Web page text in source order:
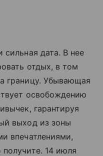
сильная дата. В нее
отдых, в том
границу. Убывающая
освобождению
гарантируя
выход из зоны
впечатлениями,
14 июля